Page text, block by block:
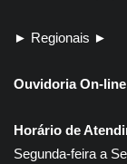
► Regionais ►
Ouvidoria On-
Horário de
Segunda-feira a